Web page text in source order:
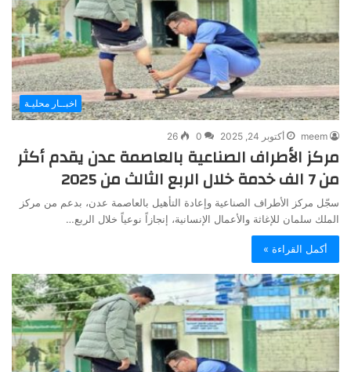
اخبــار محليـة
meem أكتوبر 24, 2025 0
26
مركز الأطراف الصناعية بالعاصمة عدن يقدم أكثر
من 7 الف خدمة خلال الربع الثالث من 2025
سجّل مركز الأطراف الصناعية وإعادة التأهيل بالعاصمة عدن، بدعم من مركز
الملك سلمان للإغاثة والأعمال الإنسانية، إنجازاً نوعياً خلال الربع…
أكمل القراءة »